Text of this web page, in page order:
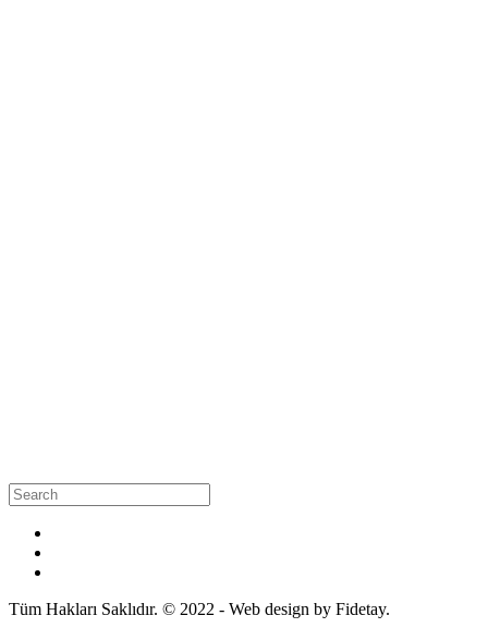
Tüm Hakları Saklıdır. © 2022 - Web design by Fidetay.